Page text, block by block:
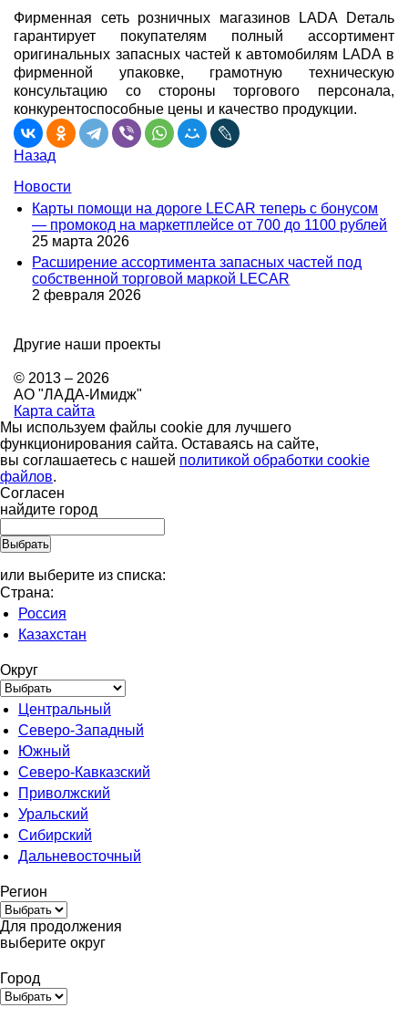
Фирменная сеть розничных магазинов LADA Dеталь
гарантирует покупателям полный ассортимент
оригинальных запасных частей к автомобилям LADA в
фирменной упаковке, грамотную техническую
консультацию со стороны торгового персонала,
конкурентоспособные цены и качество продукции.
Назад
Новости
Карты помощи на дороге LECAR теперь с бонусом
— промокод на маркетплейсе от 700 до 1100 рублей
25 марта 2026
Расширение ассортимента запасных частей под
собственной торговой маркой LECAR
2 февраля 2026
Другие наши проекты
© 2013 – 2026
АО "ЛАДА-Имидж"
Карта сайта
Мы используем файлы cookie для лучшего
функционирования сайта. Оставаясь на сайте,
вы соглашаетесь с нашей политикой обработки cookie
файлов.
Согласен
найдите город
или выберите из списка:
Страна:
Россия
Казахстан
Округ
Центральный
Северо-Западный
Южный
Северо-Кавказский
Приволжский
Уральский
Сибирский
Дальневосточный
Регион
Для продолжения
выберите округ
Город